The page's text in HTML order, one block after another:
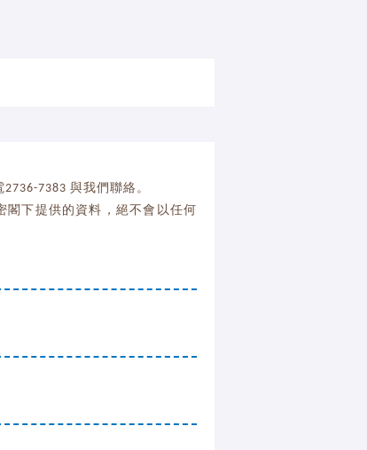
2736-7383 與我們聯絡。
下提供的資料，絕不會以任何